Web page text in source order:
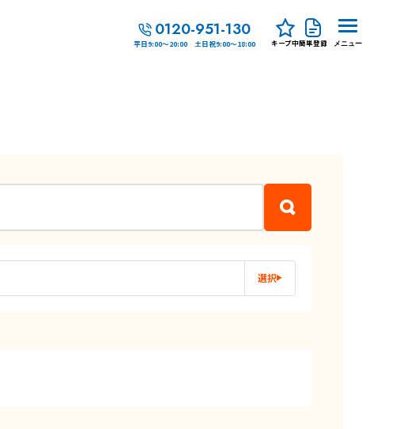
0120-951-130
平日9:00～20:00 土日祝9:00～18:00 キープ中簡単登録 メニュー
選択